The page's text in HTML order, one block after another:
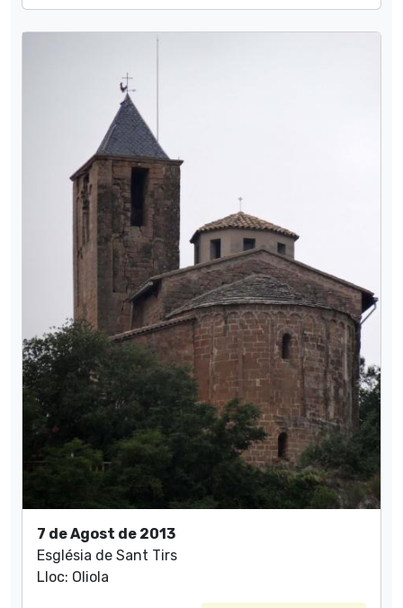
7 de Agost de 2013
Església de Sant Tirs
Lloc: Oliola